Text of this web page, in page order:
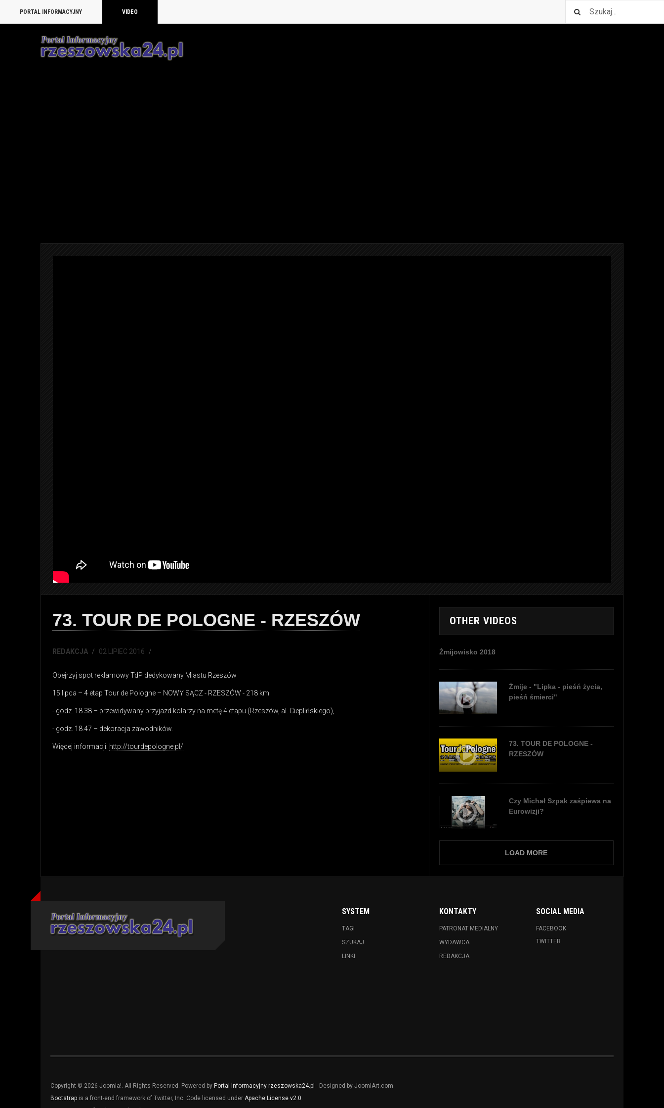
PORTAL INFORMACYJNY VIDEO
73. TOUR DE POLOGNE - RZESZÓW
REDAKCJA 02 LIPIEC 2016
Obejrzyj spot reklamowy TdP dedykowany Miastu Rzeszów
15 lipca – 4 etap Tour de Pologne – NOWY SĄCZ - RZESZÓW - 218 km
- godz. 18.38 – przewidywany przyjazd kolarzy na metę 4 etapu (Rzeszów, al. Cieplińskiego),
- godz. 18.47 – dekoracja zawodników.
Więcej informacji: http://tourdepologne.pl/
OTHER VIDEOS
Żmijowisko 2018
Żmije - "Lipka - pieśń życia,
pieśń śmierci"
73. TOUR DE POLOGNE -
RZESZÓW
Czy Michał Szpak zaśpiewa na
Eurowizji?
LOAD MORE
SYSTEM
TAGI
SZUKAJ
LINKI
KONTAKTY
PATRONAT MEDIALNY
WYDAWCA
REDAKCJA
SOCIAL MEDIA
FACEBOOK
TWITTER
Copyright © 2026 Joomla!. All Rights Reserved. Powered by Portal Informacyjny rzeszowska24.pl - Designed by JoomlArt.com.
Bootstrap is a front-end framework of Twitter, Inc. Code licensed under Apache License v2.0